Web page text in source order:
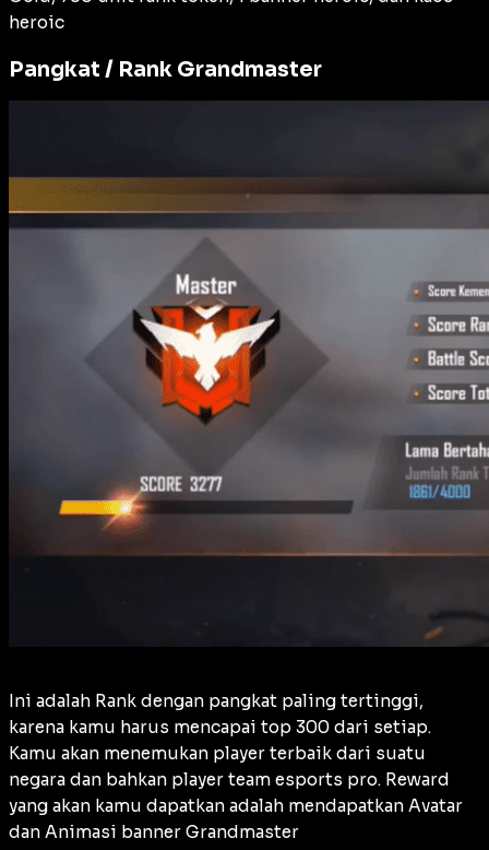
heroic
Pangkat / Rank Grandmaster
Ini adalah Rank dengan pangkat paling tertinggi,
karena kamu harus mencapai top 300 dari setiap.
Kamu akan menemukan player terbaik dari suatu
negara dan bahkan player team esports pro. Reward
yang akan kamu dapatkan adalah mendapatkan Avatar
dan Animasi banner Grandmaster